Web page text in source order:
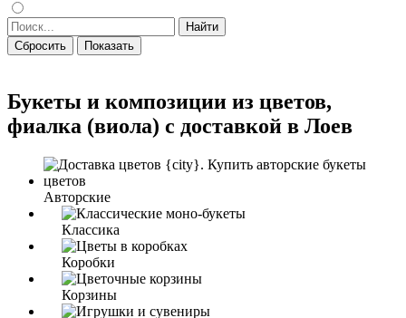
Найти
Сбросить
Показать
Букеты и композиции из цветов,
фиалка (виола) с доставкой в Лоев
Авторские
Классика
Коробки
Корзины